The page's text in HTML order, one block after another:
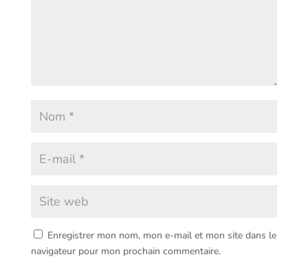
Enregistrer mon nom, mon e-mail et mon site dans le
navigateur pour mon prochain commentaire.